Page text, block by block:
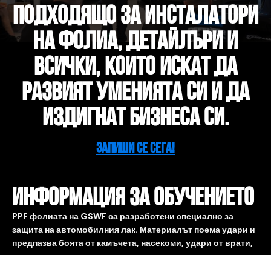
Подходящо За Инсталатори
На Фолиа, Детайлъри И
Всички, Които Искат Да
Развият Уменията Си И Да
Издигнат Бизнеса Си.
ЗАПИШИ СЕ СЕГА!
Информация За Обучението
PPF фолиата на GSWF са разработени специално за
защита на автомобилния лак. Материалът поема удари и
предпазва боята от камъчета, насекоми, удари от врати,